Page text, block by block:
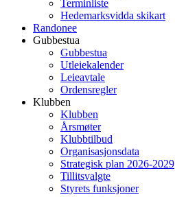
Terminliste
Hedemarksvidda skikart
Randonee
Gubbestua
Gubbestua
Utleiekalender
Leieavtale
Ordensregler
Klubben
Klubben
Årsmøter
Klubbtilbud
Organisasjonsdata
Strategisk plan 2026-2029
Tillitsvalgte
Styrets funksjoner